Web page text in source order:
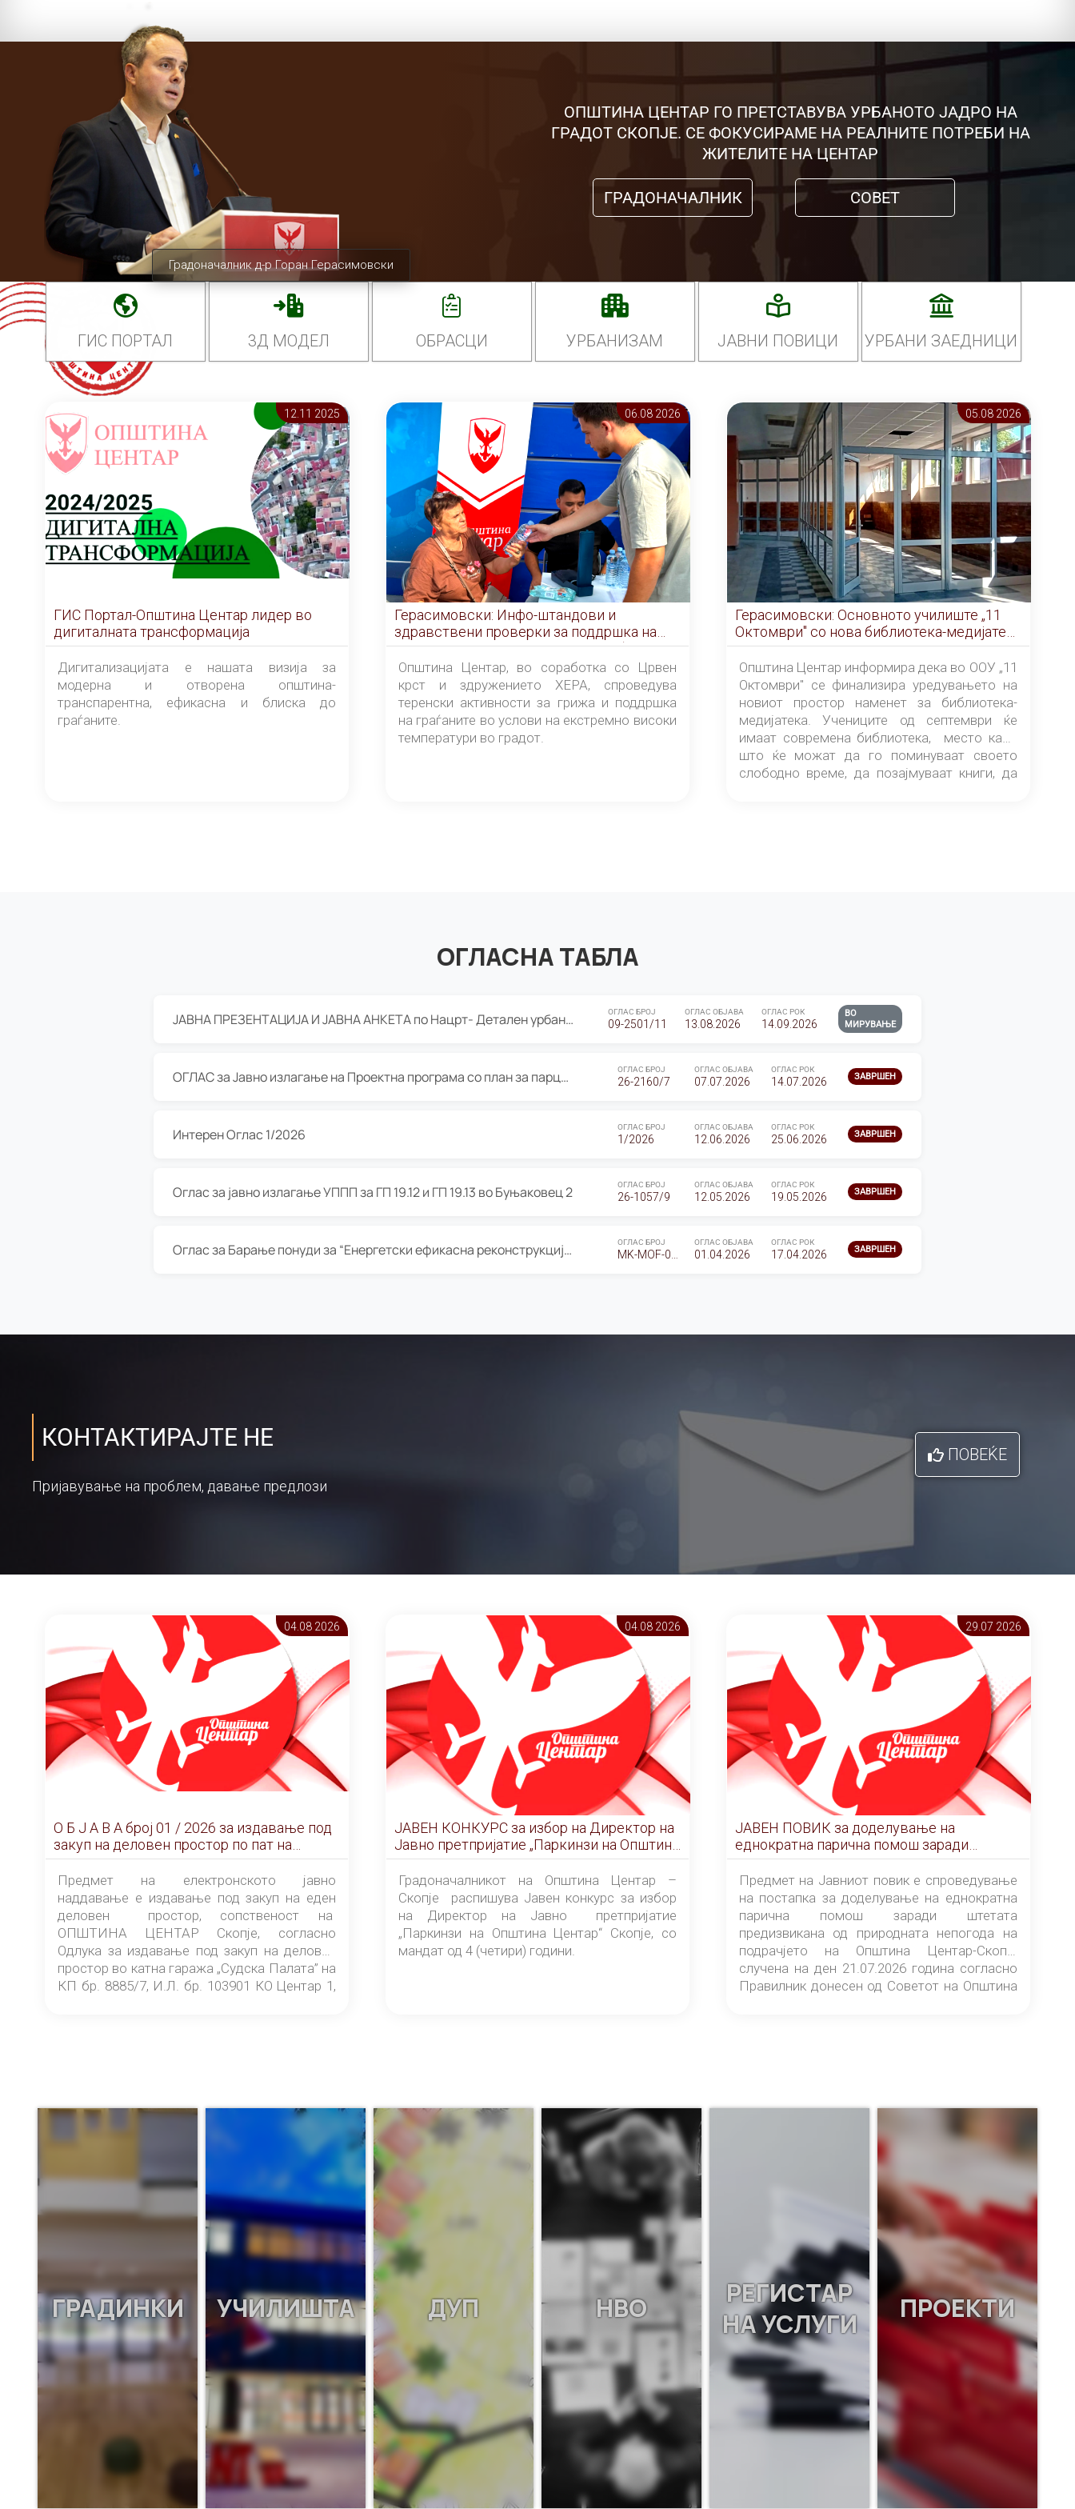
Градоначалник д-р Горан Герасимовски
ОПШТИНА ЦЕНТАР ГО ПРЕТСТАВУВА УРБАНОТО ЈАДРО НА
ГРАДОТ СКОПЈЕ. СЕ ФОКУСИРАМЕ НА РЕАЛНИТЕ ПОТРЕБИ НА
ЖИТЕЛИТЕ НА ЦЕНТАР
ГРАДОНАЧАЛНИК СОВЕТ
ГИС ПОРТАЛ 3Д МОДЕЛ ОБРАСЦИ УРБАНИЗАМ ЈАВНИ ПОВИЦИ УРБАНИ ЗАЕДНИЦИ
12.11 2025
ГИС Портал-Општина Центар лидер во
дигиталната трансформација
Дигитализацијата е нашата визија за
модерна и отворена општина-
транспарентна, ефикасна и блиска до
граѓаните.
06.08 2026
Герасимовски: Инфо-штандови и
здравствени проверки за поддршка на
граѓаните во услови на топлотен бран
Општина Центар, во соработка со Црвен
крст и здружението ХЕРА, спроведува
теренски активности за грижа и поддршка
на граѓаните во услови на екстремно високи
температури во градот.
05.08 2026
Герасимовски: Основното училиште „11
Октомври" со нова библиотека-медијатека
од септември
Општина Центар информира дека во ООУ „11
Октомври" се финализира уредувањето на
новиот простор наменет за библиотека-
медијатека. Учениците од септември ќе
имаат современа библиотека, место каде
што ќе можат да го поминуваат своето
слободно време, да позајмуваат книги, да
ОГЛАСНА ТАБЛА
ЈАВНА ПРЕЗЕНТАЦИЈА И ЈАВНА АНКЕТА по Нацрт- Детален урбанистички план Градска четврт Ј 05- Барутана, Општина Центар- Скопје, плански период 2025-2030 ОГЛАС БРОЈ
09-2501/11
ОГЛАС ОБЈАВА
13.08.2026
ОГЛАС РОК
14.09.2026
ВО
МИРУВАЊЕ
ОГЛАС за Јавно излагање на Проектна програма со план за парцелација за Урбанистички проект со план за парцелација за спојување на ГП 20.12 и ГП 20.37 од Изменување и дополнување на Детален урбанистички план Буњаковец 2, Општина Центар – Скопје ОГЛАС БРОЈ
26-2160/7
ОГЛАС ОБЈАВА
07.07.2026
ОГЛАС РОК
14.07.2026 ЗАВРШЕН
Интерен Оглас 1/2026 ОГЛАС БРОЈ
1/2026
ОГЛАС ОБЈАВА
12.06.2026
ОГЛАС РОК
25.06.2026 ЗАВРШЕН
Оглас за јавно излагање УППП за ГП 19.12 и ГП 19.13 во Буњаковец 2 ОГЛАС БРОЈ
26-1057/9
ОГЛАС ОБЈАВА
12.05.2026
ОГЛАС РОК
19.05.2026 ЗАВРШЕН
Оглас за Барање понуди за “Енергетски ефикасна реконструкција на објектот ООУ „Св. Кирил и Методиј" ОГЛАС БРОЈ ОГЛАС ОБЈАВА
01.04.2026
ОГЛАС РОК
17.04.2026 ЗАВРШЕН
КОНТАКТИРАЈТЕ НЕ
Пријавување на проблем, давање предлози
ПОВЕЌЕ
04.08 2026
О Б Ј А В А брoj 01 / 2026 за издавање под
закуп на деловен простор по пат на
ЕЛЕКТРОНСКО ЈАВНО НАДДАВАЊЕ
Предмет на електронското јавно
наддавање е издавање под закуп на еден
деловен простор, сопственост на
ОПШТИНА ЦЕНТАР Скопје, согласно
Одлука за издавање под закуп на деловен
простор во катна гаража „Судска Палата” на
КП бр. 8885/7, И.Л. бр. 103901 КО Центар 1,
понудувач.
04.08 2026
ЈАВЕН КОНКУРС за избор на Директор на
Јавно претпријатие „Паркинзи на Општина
Центар“ – Скопје
Градоначалникот на Општина Центар –
Скопје распишува Јавен конкурс за избор
на Директор на Јавно претпријатие
„Паркинзи на Општина Центар“ Скопје, со
мандат од 4 (четири) години.
29.07 2026
ЈАВЕН ПОВИК за доделување на
еднократна парична помош заради
штетата предизвикана од природната
непогода на подрачјето на Општина
Центар-Скопје случена на ден 21.07.2026
година
Предмет на Јавниот повик е спроведување
на постапка за доделување на еднократна
парична помош заради штетата
предизвикана од природната непогода на
подрачјето на Општина Центар-Скопје
случена на ден 21.07.2026 година согласно
Правилник донесен од Советот на Општина
ГРАДИНКИ УЧИЛИШТА ДУП НВО
РЕГИСТАР
НА УСЛУГИ
ПРОЕКТИ